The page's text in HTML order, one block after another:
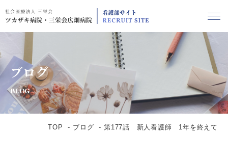
ブログ
BLOG
TOP ブログ 第177話 新人看護師 1年を終えて